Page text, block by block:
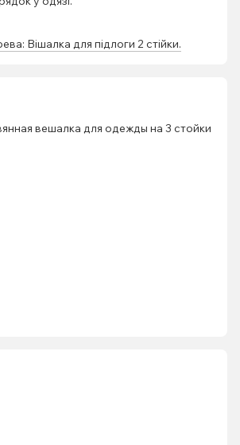
Вішалка для підлоги 2 стійки.
вешалка для одежды на 3 стойки